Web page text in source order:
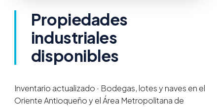
Propiedades
industriales
disponibles
Inventario actualizado · Bodegas, lotes y naves en el
Oriente Antioqueño y el Área Metropolitana de